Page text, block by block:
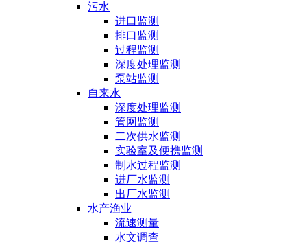
污水
进口监测
排口监测
过程监测
深度处理监测
泵站监测
自来水
深度处理监测
管网监测
二次供水监测
实验室及便携监测
制水过程监测
进厂水监测
出厂水监测
水产渔业
流速测量
水文调查